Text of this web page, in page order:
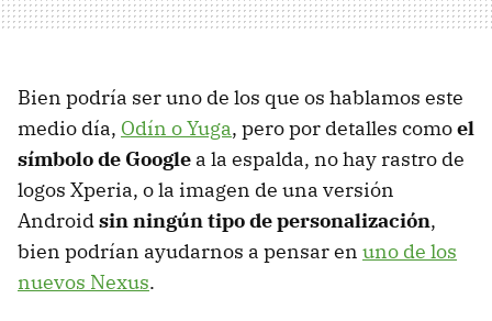
Bien podría ser uno de los que os hablamos este
medio día, Odín o Yuga, pero por detalles comoel
símbolo de Google a la espalda, no hay rastro de
logos Xperia, o la imagen de una versión
Androidsin ningún tipo de personalización,
bien podrían ayudarnos a pensar en uno de los
nuevos Nexus.